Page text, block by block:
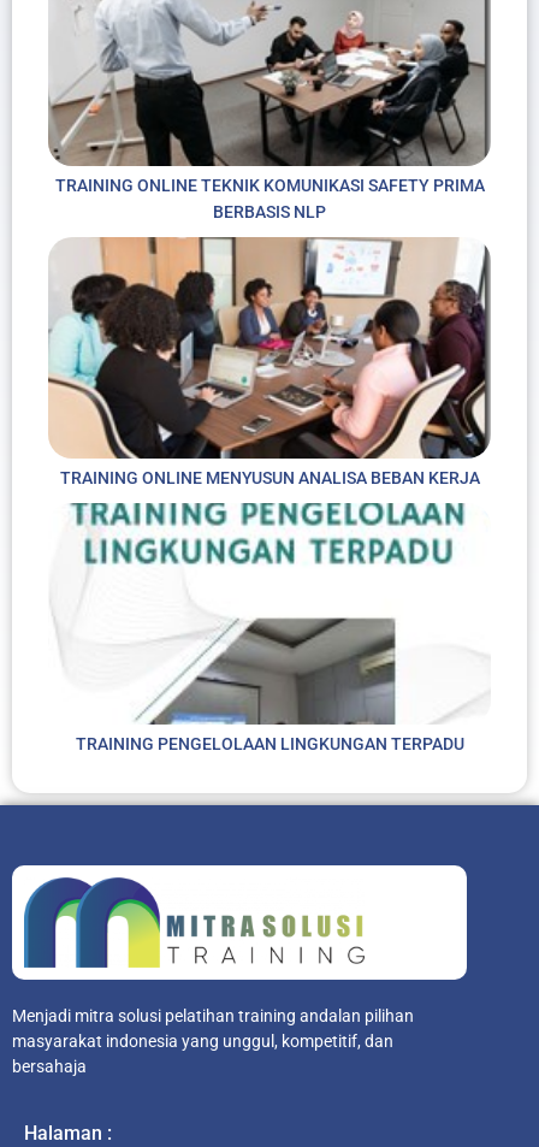
TRAINING ONLINE TEKNIK KOMUNIKASI SAFETY PRIMA
BERBASIS NLP
TRAINING ONLINE MENYUSUN ANALISA BEBAN KERJA
TRAINING PENGELOLAAN LINGKUNGAN TERPADU
Menjadi mitra solusi pelatihan training andalan pilihan
masyarakat indonesia yang unggul, kompetitif, dan
bersahaja
Halaman :